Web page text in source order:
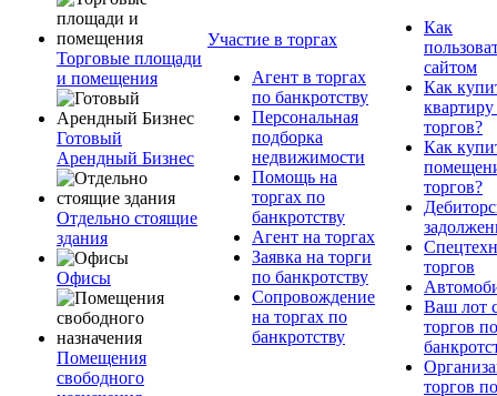
Торговые площади
и помещения
Готовый
Арендный Бизнес
Отдельно стоящие
здания
Офисы
Помещения
свободного
Участие в торгах
Агент в торгах
по банкротству
Персональная
подборка
недвижимости
Помощь на
торгах по
банкротству
Агент на торгах
Заявка на торги
по банкротству
Сопровождение
на торгах по
банкротству
Как
сайтом
Как
квартиру
торгов?
Как
торгов?
торгов
Ваш лот
торгов по
торгов по